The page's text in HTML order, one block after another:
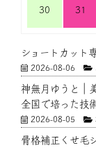
30 31
ショートカット
2026-08-06
神無月ゆうと｜
全国で培った技
2026-08-05
骨格補正くせ毛